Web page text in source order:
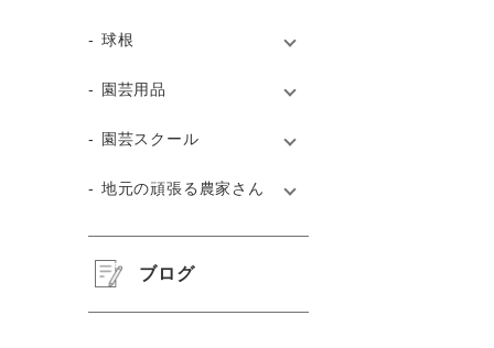
球根
園芸用品
園芸スクール
地元の頑張る農家さん
ブログ